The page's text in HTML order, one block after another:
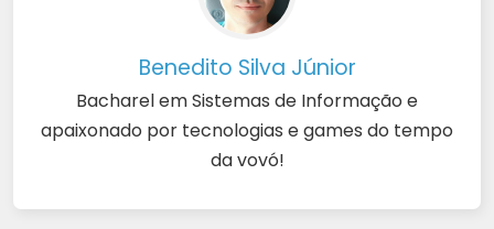
Benedito Silva Júnior
Bacharel em Sistemas de Informação e
apaixonado por tecnologias e games do tempo
da vovó!